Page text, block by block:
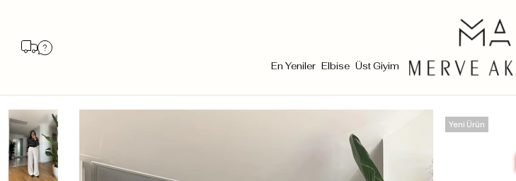
En Yeniler Elbise Üst Giyim
Yeni Ürün